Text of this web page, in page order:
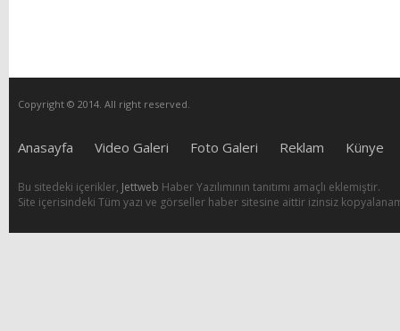
Copyright © 2014. All right reserved.
Anasayfa Video Galeri Foto Galeri Reklam Künye
Bu sitedeki içerikler, Jettweb Haber Yazılımının tanıtımı amaçlı eklemiştir.
Site içerisindeki Tüm yazı ve görseller haber sitesine aittir izinsiz